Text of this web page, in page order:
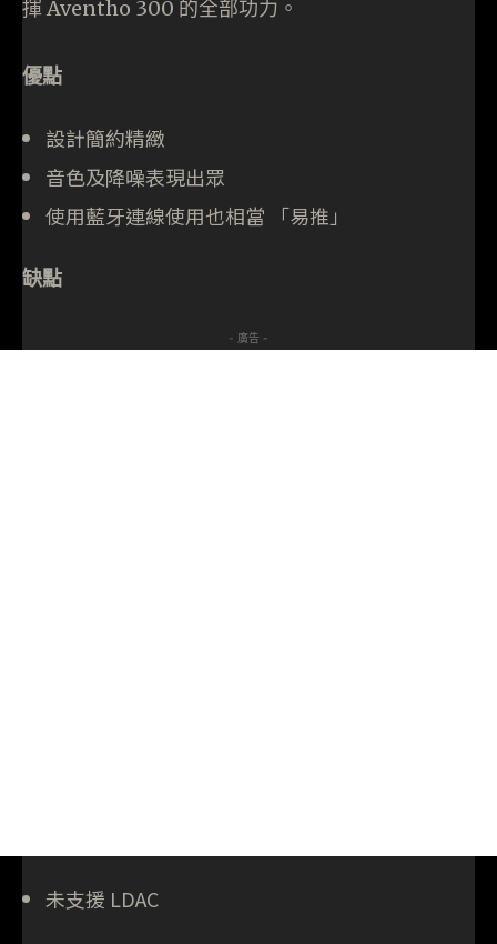
揮 Aventho 300 的全部功力。
優點
設計簡約精緻
音色及降噪表現出眾
使用藍牙連線使用也相當 「易推」
缺點
- 廣告 -
未支援 LDAC